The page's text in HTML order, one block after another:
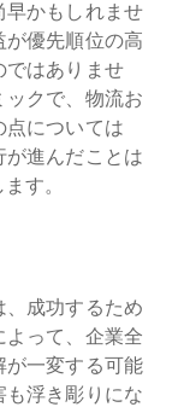
早かもしれませ
が優先順位の高
ではありませ
ックで、物流お
点については
が進んだことは
す。
成功するため
って、企業全
が一変する可能
浮き彫りにな